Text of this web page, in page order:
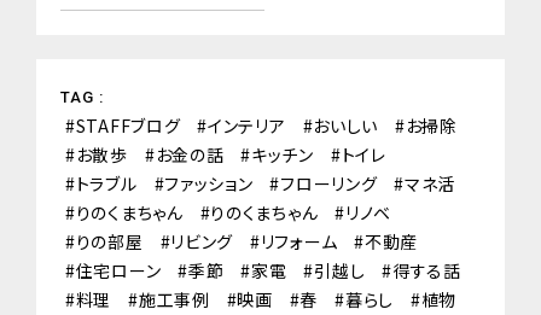
TAG :
STAFFブログ インテリア おいしい
お掃除
お散歩
お金の話 キッチン
トイレ
トラブル
ファッション フローリング
マネ活
りのくまちゃん
りのくまちゃん
リノベ
りの部屋
リビング リフォーム
不動産
住宅ローン
季節 家電 引越し
得する話
料理
施工事例 映画 春 暮らし
植物